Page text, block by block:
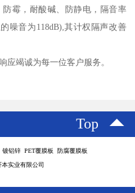
霉，耐酸碱、防静电，隔音率
噪音为118dB),其计权隔声改善
应竭诚为每一位客户服务。
Top
铝锌 PET覆膜板 防腐覆膜板
实业有限公司